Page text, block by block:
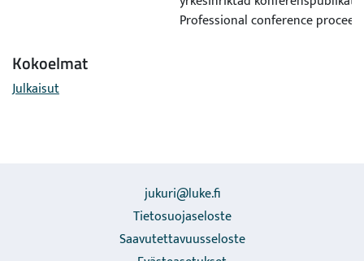
Professional conference
Kokoelmat
Julkaisut
jukuri@luke.fi
Tietosuojaseloste
Saavutettavuusseloste